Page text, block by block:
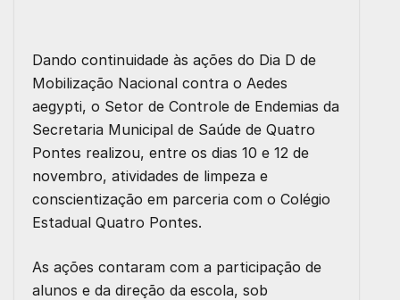
Dando continuidade às ações do Dia D de
Mobilização Nacional contra o Aedes
aegypti, o Setor de Controle de Endemias da
Secretaria Municipal de Saúde de Quatro
Pontes realizou, entre os dias 10 e 12 de
novembro, atividades de limpeza e
conscientização em parceria com o Colégio
Estadual Quatro Pontes.
As ações contaram com a participação de
alunos e da direção da escola, sob